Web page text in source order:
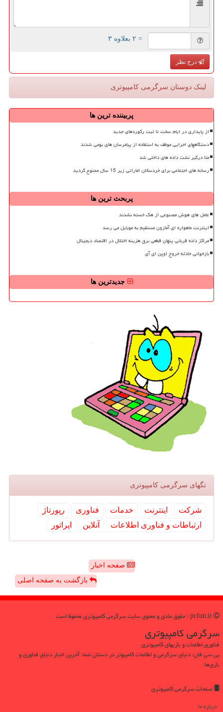
= ۲ بعلاوه ۳
درج نظر
لینک دوستان سرگرمی كامپیوتری
پربیننده ترین ها
از پایداری در ایام سخت تا ثبت رکوردهای جدید
دستگاههای اجرایی موظف به استفاده از پیامرسان های بومی شدند
متا درگیر نشت داده های داخلی شد
رسانه های اجتماعی برای خردسالان اماراتی زیر 15 سال ممنوع گردید
پربحث ترین ها
عامل های هوش مصنوعی از هک خسته نشدند
اینترنت ماهواره ای آمازون مستقیم به موبایل می رسد
مراکز داده قربانی پنهان قطعی برق هزینه اختلال در اقتصاد دیجیتال
بازخوانی حادثه خروج اوپن ای آی
جدیدترین ها
تگهای سرگرمی كامپیوتری
شركت اینترنت خدمات فناوری
رپورتاژ
ارتباطات و فناوری اطلاعات
آنلاین اپراتور
صفحه اخبار
بازگشت به صفحه اصلی
سرگرمی كامپیوتری
فناوری اطلاعات و بازیهای کامپیوتری
پی سی فان، دنیای سرگرمی و اطلاعات کامپیوتر در دستان شما، آخرین اخبار دنیای فناوری و
بازی‌ها
صفحات سرگرمی كامپیوتری
درباره ما